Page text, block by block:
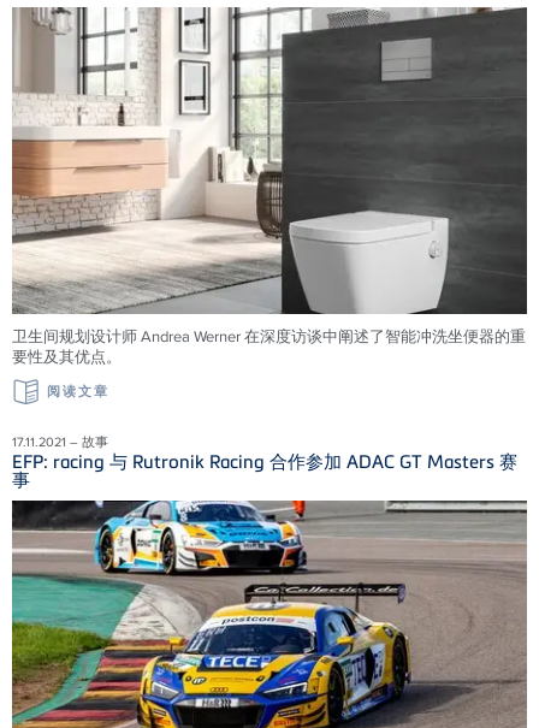
卫生间规划设计师 Andrea Werner 在深度访谈中阐述了智能冲洗坐便器的重
要性及其优点。
阅读文章
17.11.2021 – 故事
EFP: racing 与 Rutronik Racing 合作参加 ADAC GT Masters 赛
事